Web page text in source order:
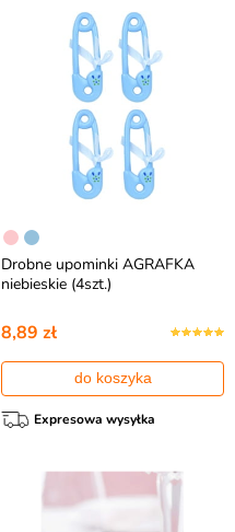
Drobne upominki AGRAFKA
niebieskie (4szt.)
8,89 zł
do koszyka
Expresowa wysyłka